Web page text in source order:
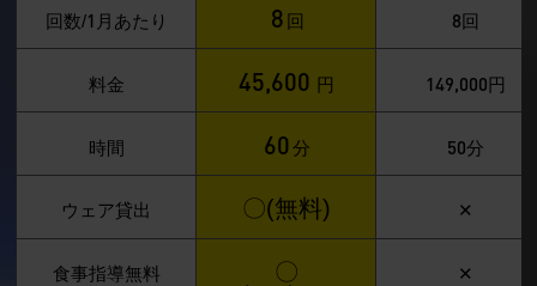
回数/1 月あたり 8 回 8 回
料金 45,600 円 149,000円
時間 60 分 50分
ウェア貸出 〇(無料) ✕
食事指導無料 〇 ✕